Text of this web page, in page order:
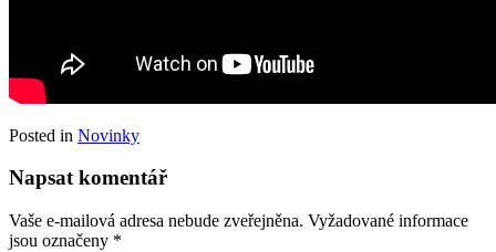
Posted in Novinky
Napsat komentář
Vaše e-mailová adresa nebude zveřejněna. Vyžadované informace
jsou označeny *